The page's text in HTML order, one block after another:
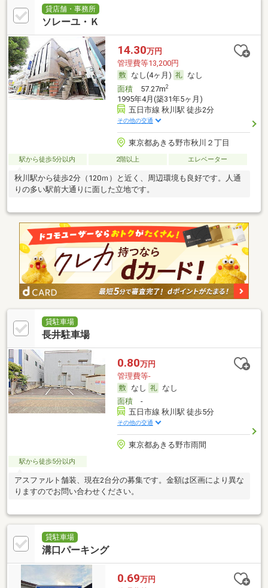
貸店舗・事務所
ソレーユ・Ｋ
14.30万円
管理費等13,200円
なし(4ヶ月)
なし
面積57.27m2
1995年4月(築31年5ヶ月)
五日市線 秋川駅 徒歩2分
その他の交通
東京都あきる野市秋川２丁目
駅から徒歩5分以内 2階以上 エレベーター
秋川駅から徒歩2分（120ｍ）と近く、周辺環境も良好です。人通
りの多い駅前大通りに面した立地です。
貸駐車場
長井駐車場
0.80万円
管理費等-
なし
なし
面積-
五日市線 秋川駅 徒歩5分
その他の交通
東京都あきる野市雨間
駅から徒歩5分以内
アスファルト舗装、現在2台分の募集です。金額は区画により異な
りますのでお問い合わせください。
貸駐車場
溝口パーキング
0.69万円